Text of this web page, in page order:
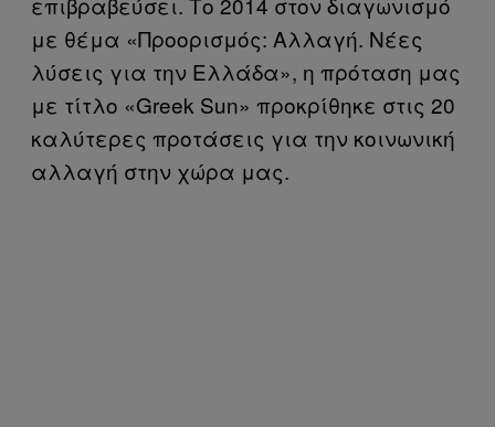
με θέμα «Προορισμός: Αλλαγή. Νέες
λύσεις για την Ελλάδα», η πρόταση μας
με τίτλο «Greek Sun» προκρίθηκε στις 20
καλύτερες προτάσεις για την κοινωνική
αλλαγή στην χώρα μας.